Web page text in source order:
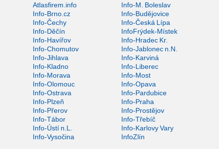
Atlasfirem.info
Info-M. Boleslav
Info-Brno.cz
Info-Budějovice
Info-Čechy
Info-Česká Lípa
Info-Děčín
InfoFrýdek-Místek
Info-Havířov
Info-Hradec Kr.
Info-Chomutov
Info-Jablonec n.N.
Info-Jihlava
Info-Karviná
Info-Kladno
Info-Liberec
Info-Morava
Info-Most
Info-Olomouc
Info-Opava
Info-Ostrava
Info-Pardubice
Info-Plzeň
Info-Praha
Info-Přerov
Info-Prostějov
Info-Tábor
Info-Třebíč
Info-Ústí n.L.
Info-Karlovy Vary
Info-Vysočina
InfoZlín